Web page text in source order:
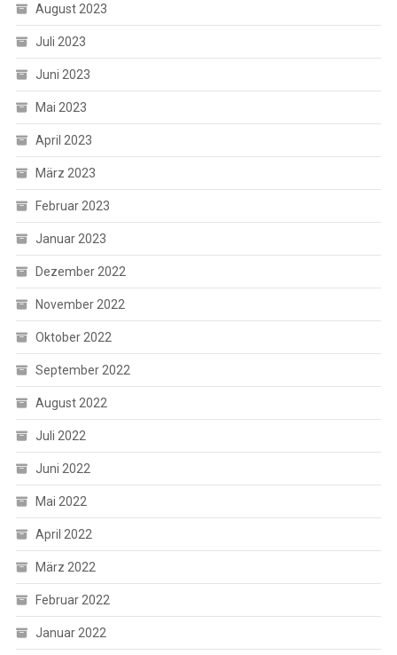
August 2023
Juli 2023
Juni 2023
Mai 2023
April 2023
März 2023
Februar 2023
Januar 2023
Dezember 2022
November 2022
Oktober 2022
September 2022
August 2022
Juli 2022
Juni 2022
Mai 2022
April 2022
März 2022
Februar 2022
Januar 2022